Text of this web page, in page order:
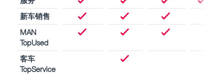
新车销售
MAN
TopUsed
客车
TopService